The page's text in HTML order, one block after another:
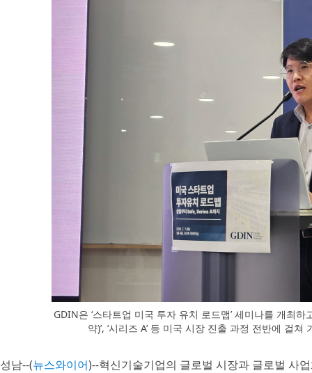
GDIN은 ‘스타트업 미국 투자 유치 로드맵’ 세미나를 개최하
약)’, ‘시리즈 A’ 등 미국 시장 진출 과정 전반에 걸
성남--(뉴스와이어)--혁신기술기업의 글로벌 시장과 글로벌 사